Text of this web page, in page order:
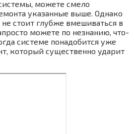
можете смело
указанные выше. Однако
стоит глубже вмешиваться в
можете по незнанию, что-
системе понадобится уже
который существенно ударит